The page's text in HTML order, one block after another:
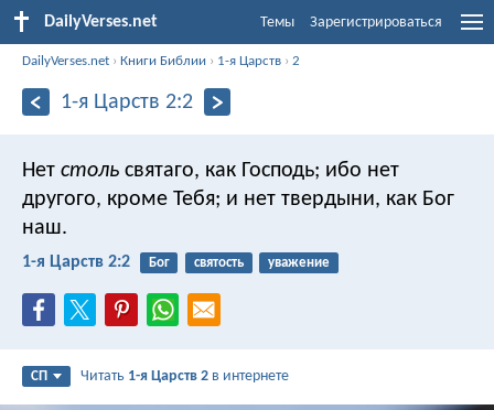
DailyVerses.net Темы Зарегистрироваться
DailyVerses.net ›Книги Библии › 1-я Царств ›2
1-я Царств 2:2
Нет столь святаго, как Господь; ибо нет
другого, кроме Тебя; и нет твердыни, как Бог
наш.
1-я Царств 2:2 Бог святость уважение
СП Читать 1-я Царств 2 в интернете